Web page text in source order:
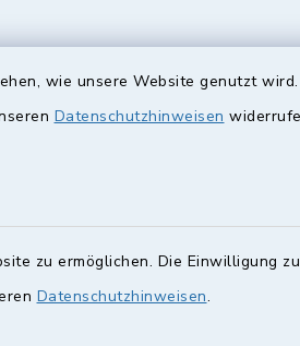
wie unsere Website genutzt
Datenschutzhinweisen
zu ermöglichen. Die Einwilligung
Datenschutzhinweisen.
statt.
Sie hier.
Obermain
geoPortal